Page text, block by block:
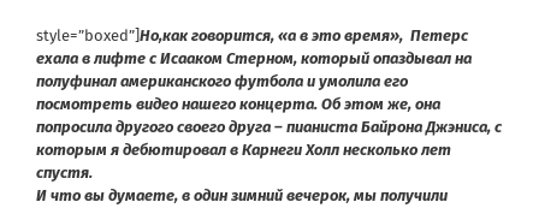
style=”boxed”] Но,как говорится, «а в это время», Петерс
ехала в лифте с Исааком Стерном, который опаздывал на
полуфинал американского футбола и умолила его
посмотреть видео нашего концерта. Об этом же, она
попросила другого своего друга – пианиста Байрона Джэниса, с
которым я дебютировал в Карнеги Холл несколько лет
спустя.
И что вы думаете, в один зимний вечерок, мы получили